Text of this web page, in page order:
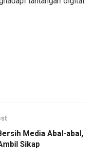
Media Abal-abal,
Sikap